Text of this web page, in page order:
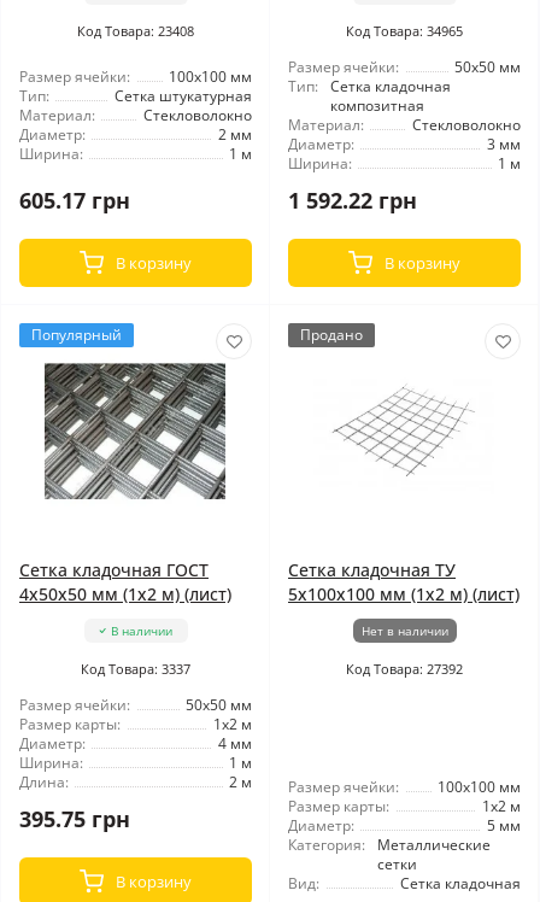
Код Товара: 23408
Размер ячейки:
100x100 мм
Тип:
Сетка штукатурная
Материал:
Стекловолокно
Диаметр:
2 мм
Ширина:
1 м
605.17 грн
В корзину
Код Товара: 34965
Размер ячейки:
50x50 мм
Тип:
Сетка кладочная
композитная
Материал:
Стекловолокно
Диаметр:
3 мм
Ширина:
1 м
1 592.22 грн
В корзину
Популярный
Сетка кладочная ГОСТ
4x50x50 мм (1x2 м) (лист)
В наличии
Код Товара: 3337
Размер ячейки:
50x50 мм
Размер карты:
1x2 м
Диаметр:
4 мм
Ширина:
1 м
Длина:
2 м
395.75 грн
В корзину
Продано
Сетка кладочная ТУ
5x100x100 мм (1x2 м) (лист)
Нет в наличии
Код Товара: 27392
Размер ячейки:
100x100 мм
Размер карты:
1x2 м
Диаметр:
5 мм
Категория:
Металлические
сетки
Вид:
Сетка кладочная